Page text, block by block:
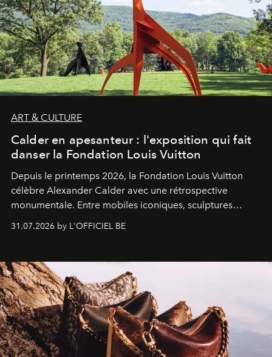
ART & CULTURE
Calder en apesanteur : l'exposition qui fait
danser la Fondation Louis Vuitton
Depuis le printemps 2026, la Fondation Louis Vuitton
célèbre Alexander Calder avec une rétrospective
monumentale. Entre mobiles iconiques, sculptures
monumentales et poésie du mouvement, l'artiste
américain investit les espaces imaginés par Frank Gehry
sculpture.
31.07.2026 by L'OFFICIEL BE